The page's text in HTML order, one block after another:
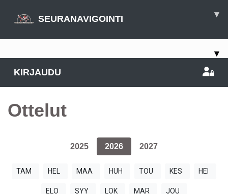
SEURANAVIGOINTI ▾
▾
KIRJAUDU
Ottelut
2025 2026 2027
TAM HEL MAA HUH TOU KES HEI
ELO SYY LOK MAR JOU